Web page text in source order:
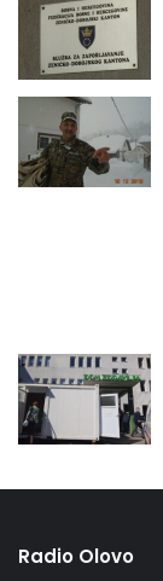
revidirane
uputstvom
godišnjim
revidiranim
mart 2020.
Način
svaka
Kada se
odgojno-
školama
nastavnici
Radio Olovo